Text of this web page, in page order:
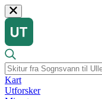
Kart
Utforsker